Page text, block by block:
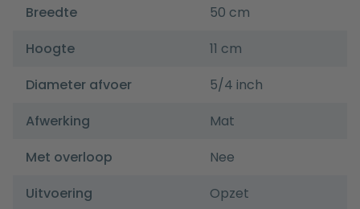
Breedte
50 cm
Hoogte
11 cm
Diameter afvoer
5/4 inch
Afwerking
Mat
Met overloop
Nee
Uitvoering
Opzet